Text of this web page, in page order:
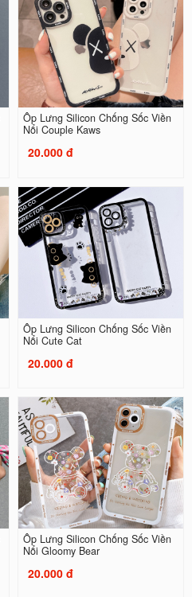
Ốp Lưng Silicon Chống Sốc Viền
Nổi Couple Kaws
20.000 đ
Ốp Lưng Silicon Chống Sốc Viền
Nổi Cute Cat
20.000 đ
Ốp Lưng Silicon Chống Sốc Viền
Nổi Gloomy Bear
20.000 đ